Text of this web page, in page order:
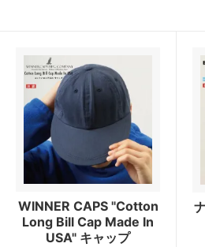
WINNER CAPS "Cotton
Long Bill Cap Made In
USA" キャップ